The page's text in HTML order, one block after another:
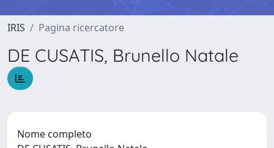
IRIS Pagina ricercatore
DE CUSATIS, Brunello Natale
Nome completo